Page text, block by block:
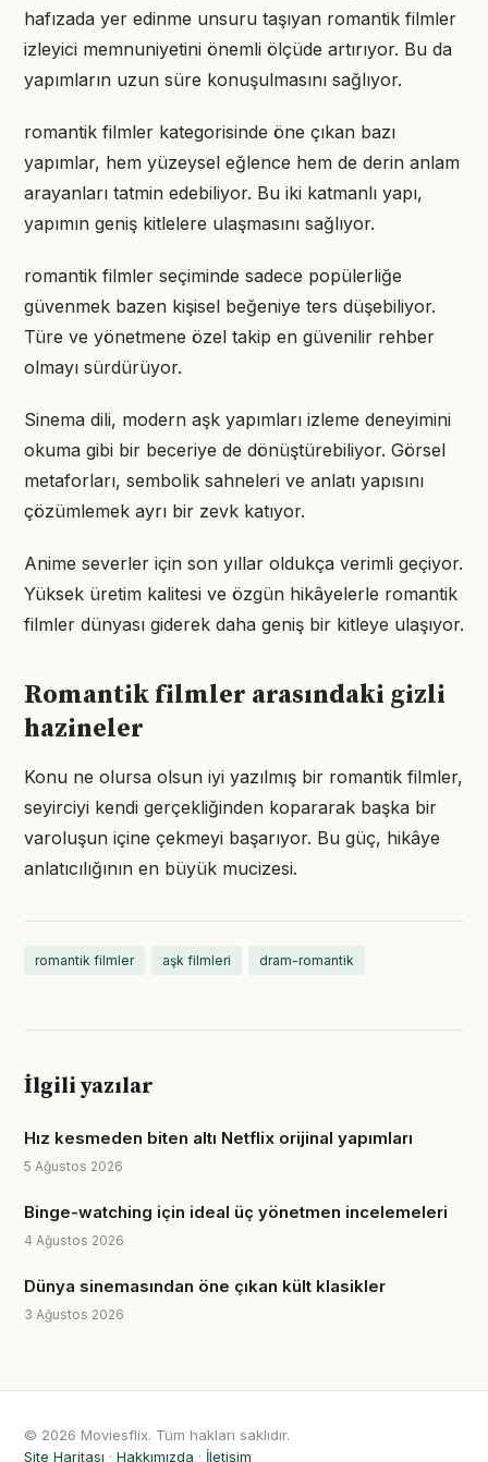
hafızada yer edinme unsuru taşıyan romantik filmler
izleyici memnuniyetini önemli ölçüde artırıyor. Bu da
yapımların uzun süre konuşulmasını sağlıyor.
romantik filmler kategorisinde öne çıkan bazı
yapımlar, hem yüzeysel eğlence hem de derin anlam
arayanları tatmin edebiliyor. Bu iki katmanlı yapı,
yapımın geniş kitlelere ulaşmasını sağlıyor.
romantik filmler seçiminde sadece popülerliğe
güvenmek bazen kişisel beğeniye ters düşebiliyor.
Türe ve yönetmene özel takip en güvenilir rehber
olmayı sürdürüyor.
Sinema dili, modern aşk yapımları izleme deneyimini
okuma gibi bir beceriye de dönüştürebiliyor. Görsel
metaforları, sembolik sahneleri ve anlatı yapısını
çözümlemek ayrı bir zevk katıyor.
Anime severler için son yıllar oldukça verimli geçiyor.
Yüksek üretim kalitesi ve özgün hikâyelerle romantik
filmler dünyası giderek daha geniş bir kitleye ulaşıyor.
Romantik filmler arasındaki gizli
hazineler
Konu ne olursa olsun iyi yazılmış bir romantik filmler,
seyirciyi kendi gerçekliğinden kopararak başka bir
varoluşun içine çekmeyi başarıyor. Bu güç, hikâye
anlatıcılığının en büyük mucizesi.
romantik filmler aşk filmleri dram-romantik
İlgili yazılar
Hız kesmeden biten altı Netflix orijinal yapımları
5 Ağustos 2026
Binge-watching için ideal üç yönetmen incelemeleri
4 Ağustos 2026
Dünya sinemasından öne çıkan kült klasikler
3 Ağustos 2026
© 2026 Moviesflix. Tüm hakları saklıdır.
Site Haritası · Hakkımızda · İletişim